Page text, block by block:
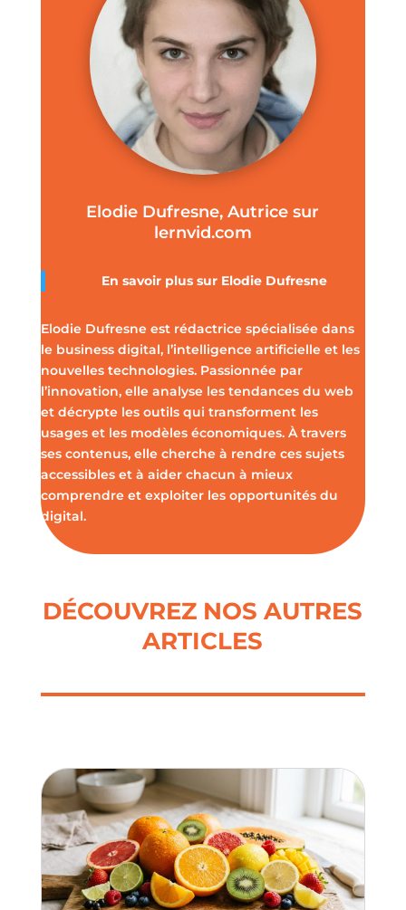
Elodie Dufresne, Autrice sur
lernvid.com
En savoir plus sur Elodie Dufresne
Elodie Dufresne est rédactrice spécialisée dans
le business digital, l’intelligence artificielle et les
nouvelles technologies. Passionnée par
l’innovation, elle analyse les tendances du web
et décrypte les outils qui transforment les
usages et les modèles économiques. À travers
ses contenus, elle cherche à rendre ces sujets
accessibles et à aider chacun à mieux
comprendre et exploiter les opportunités du
digital.
DÉCOUVREZ NOS AUTRES
ARTICLES